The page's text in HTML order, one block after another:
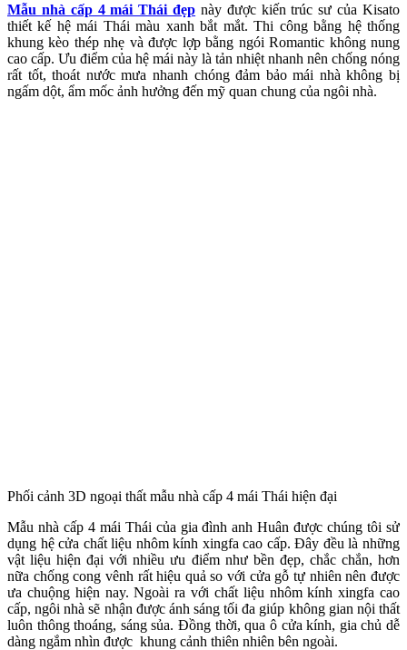
Mẫu nhà cấp 4 mái Thái đẹp này được kiến trúc sư của Kisato
thiết kế hệ mái Thái màu xanh bắt mắt. Thi công bằng hệ thống
khung kèo thép nhẹ và được lợp bằng ngói Romantic không nung
cao cấp. Ưu điểm của hệ mái này là tản nhiệt nhanh nên chống nóng
rất tốt, thoát nước mưa nhanh chóng đảm bảo mái nhà không bị
ngấm dột, ẩm mốc ảnh hưởng đến mỹ quan chung của ngôi nhà.
Phối cảnh 3D ngoại thất mẫu nhà cấp 4 mái Thái hiện đại
Mẫu nhà cấp 4 mái Thái của gia đình anh Huân được chúng tôi sử
dụng hệ cửa chất liệu nhôm kính xingfa cao cấp. Đây đều là những
vật liệu hiện đại với nhiều ưu điểm như bền đẹp, chắc chắn, hơn
nữa chống cong vênh rất hiệu quả so với cửa gỗ tự nhiên nên được
ưa chuộng hiện nay. Ngoài ra với chất liệu nhôm kính xingfa cao
cấp, ngôi nhà sẽ nhận được ánh sáng tối đa giúp không gian nội thất
luôn thông thoáng, sáng sủa. Đồng thời, qua ô cửa kính, gia chủ dễ
dàng ngắm nhìn được khung cảnh thiên nhiên bên ngoài.